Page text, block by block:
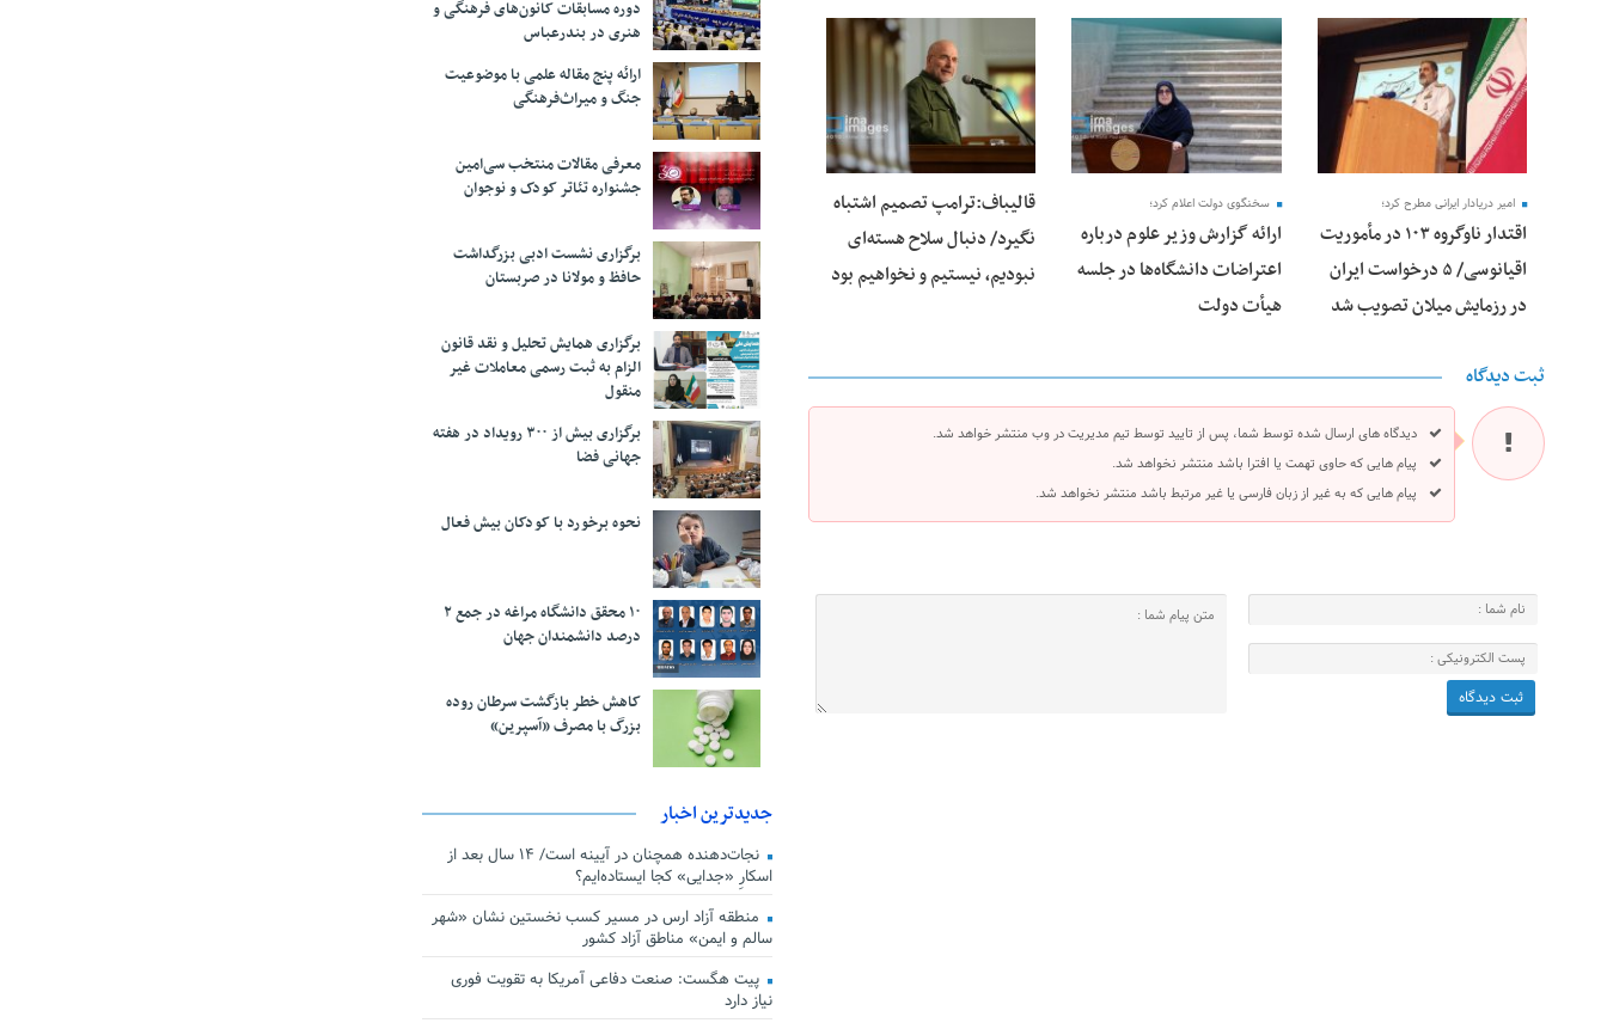
28 فوریه 2026
امیر دریادار ایرانی مطرح کرد؛
اقتدار ناوگروه ۱۰۳ در مأموریت‌
اقیانوسی/ ۵ درخواست ایران
در رزمایش میلان تصویب شد
25 فوریه 2026
سخنگوی دولت اعلام کرد؛
ارائه گزارش وزیر علوم درباره
اعتراضات دانشگاه‌ها در جلسه
هیأت دولت
قالیباف:ترامپ تصمیم اشتباه
نگیرد/ دنبال سلاح هسته‌ای
نبودیم، نیستیم و نخواهیم بود
ثبت دیدگاه
دیدگاه های ارسال شده توسط شما، پس از تایید توسط تیم مدیریت در وب منتشر خواهد شد.
پیام هایی که حاوی تهمت یا افترا باشد منتشر نخواهد شد.
پیام هایی که به غیر از زبان فارسی یا غیر مرتبط باشد منتشر نخواهد شد.
دوره مسابقات کانون‌های فرهنگی و
هنری در بندرعباس
ارائه پنج مقاله علمی با موضوعیت
جنگ و میراث‌فرهنگی
معرفی مقالات منتخب سی‌امین
جشنواره تئاتر کودک و نوجوان
برگزاری نشست ادبی بزرگداشت
حافظ و مولانا در صربستان
برگزاری همایش تحلیل و نقد قانون
الزام به ثبت رسمی معاملات غیر
منقول
برگزاری بیش از ۳۰۰ رویداد در هفته
جهانی فضا
نحوه برخورد با کودکان بیش فعال
۱۰ محقق دانشگاه مراغه در جمع ۲
درصد دانشمندان جهان
کاهش خطر بازگشت سرطان روده
بزرگ با مصرف «آسپرین»
جدیدترین اخبار
نجات‌دهنده‌ همچنان در آیینه است/ ۱۴ سال بعد از
اسکارِ «جدایی» کجا ایستاده‌ایم؟
منطقه آزاد ارس در مسیر کسب نخستین نشان «شهر
سالم و ایمن» مناطق آزاد کشور
پیت هگست: صنعت دفاعی آمریکا به تقویت فوری
نیاز دارد